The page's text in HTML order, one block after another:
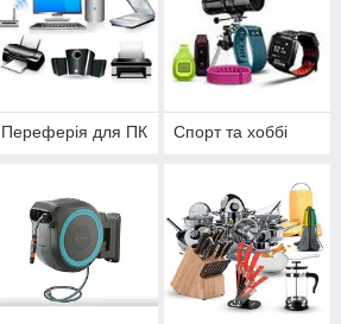
Переферія для ПК Спорт та хоббі